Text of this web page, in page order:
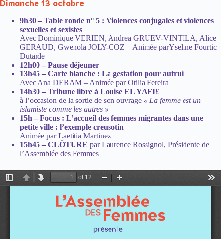
Dimanche 13 octobre
9h30 – Table ronde n° 5 : Violences conjugales et violences
sexuelles et sexistes
Avec Dominique VERIEN, Andrea GRUEV-VINTILA, Alice
GERAUD, Gwenola JOLY-COZ – Animée parYseline Fourtic
Dutarde
12h00 – Pause déjeuner
13h45 – Carte blanche : La gestation pour autrui
Avec Ana DERAM – Animée par Otilia Fereira
14h30 – Tribune libre à Louise EL YAFI£
à l’occasion de la sortie de son ouvrage « La femme est un
islamiste comme les autres »
15h – Focus : L’accueil des femmes migrantes dans une
petite ville : l’exemple creusotin
Animée par Laetitia Martinez
15h45 – CLÔTURE par Laurence Rossignol, Présidente de
l’Assemblée des Femmes